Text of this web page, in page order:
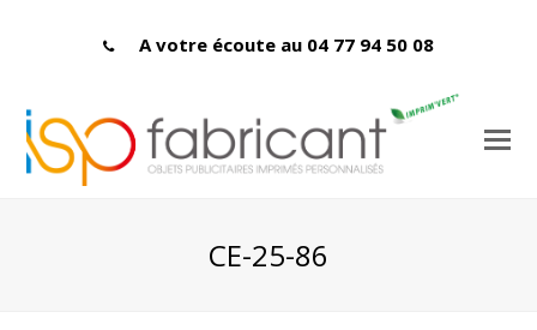
A votre écoute au 04 77 94 50 08
CE-25-86